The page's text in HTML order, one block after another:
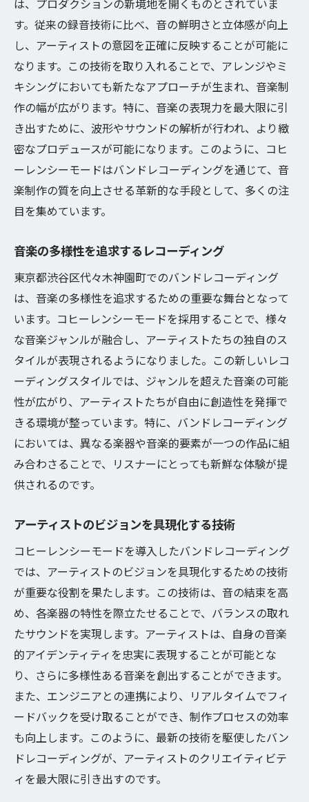
は、プロダクションの新境地を開くものとされていま
す。従来の録音技術に比べ、音の鮮明さと立体感が向上
し、アーティストの意図を正確に反映することが可能に
なります。この技術を取り入れることで、アレンジやミ
キシングにおいても新たなアプローチが生まれ、音楽制
作の幅が広がります。特に、音楽の表現力を最大限に引
き出すために、波形やサウンドの解析が行われ、より緻
密なプロデュースが可能になります。このように、コヒ
ーレンシーモードはバンドレコーディングを通じて、音
楽制作の質を向上させる革新的な手段として、多くの注
目を集めています。
音楽の多様性を追求するレコーディング
東京都渋谷区代々木神園町でのバンドレコーディング
は、音楽の多様性を追求するための重要な舞台となって
います。コヒーレンシーモードを採用することで、様々
な音楽ジャンルが融合し、アーティストたちの独自のス
タイルが表現されるようになりました。この新しいレコ
ーディングスタイルでは、ジャンルを超えた音楽の可能
性が広がり、アーティストたちが自由に創造性を発揮で
きる環境が整っています。特に、バンドレコーディング
においては、異なる楽器や音楽的要素が一つの作品に組
み合わさることで、リスナーにとっても新鮮な体験が提
供されるのです。
アーティストのビジョンを具現化する技術
コヒーレンシーモードを導入したバンドレコーディング
では、アーティストのビジョンを具現化するための技術
が重要な役割を果たします。この技術は、音の結束を高
め、各楽器の特性を際立たせることで、バランスの取れ
たサウンドを実現します。アーティストは、自身の音楽
的アイデンティティを忠実に表現することが可能とな
り、さらに多様性ある音楽を創出することができます。
また、エンジニアとの連携により、リアルタイムでフィ
ードバックを受け取ることができ、制作プロセスの効率
も向上します。このように、最新の技術を駆使したバン
ドレコーディングが、アーティストのクリエイティビテ
ィを最大限に引き出すのです。